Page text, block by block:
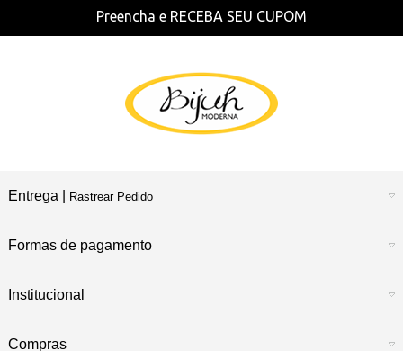
Preencha e RECEBA SEU CUPOM
Entrega | Rastrear Pedido
Formas de pagamento
Institucional
Compras